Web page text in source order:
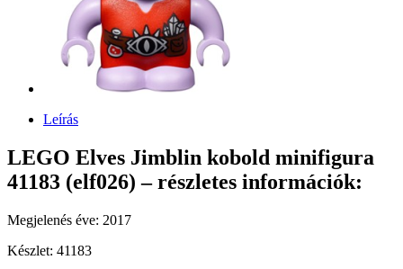
Leírás
LEGO Elves Jimblin kobold minifigura
41183 (elf026) – részletes információk:
Megjelenés éve: 2017
Készlet: 41183